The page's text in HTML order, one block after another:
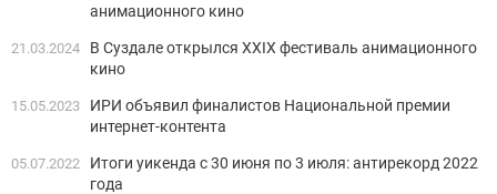
анимационного кино
21.03.2024
В Суздале открылся XXIX фестиваль анимационного
кино
15.05.2023
ИРИ объявил финалистов Национальной премии
интернет-контента
05.07.2022
Итоги уикенда с 30 июня по 3 июля: антирекорд 2022
года